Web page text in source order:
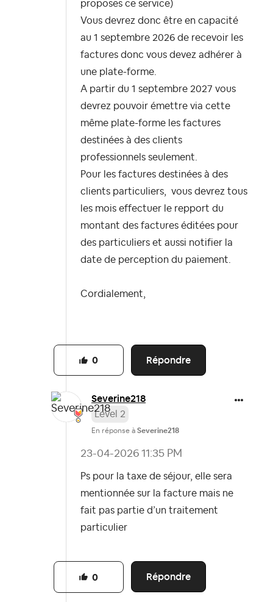
proposes ce service)
Vous devrez donc être en capacité
au 1 septembre 2026 de recevoir les
factures donc vous devez adhérer à
une plate-forme.
A partir du 1 septembre 2027 vous
devrez pouvoir émettre via cette
même plate-forme les factures
destinées à des clients
professionnels seulement.
Pour les factures destinées à des
clients particuliers, vous devrez tous
les mois effectuer le repport du
montant des factures éditées pour
des particuliers et aussi notifier la
date de perception du paiement.
Cordialement,
Répondre
0
Severine218
Level 2
En réponse à Severine218
‎23-04-2026 11:35 PM
Ps pour la taxe de séjour, elle sera
mentionnée sur la facture mais ne
fait pas partie d’un traitement
particulier
Répondre
0